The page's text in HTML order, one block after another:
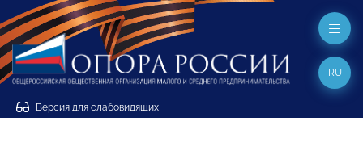
Версия для слабовидящих
RU